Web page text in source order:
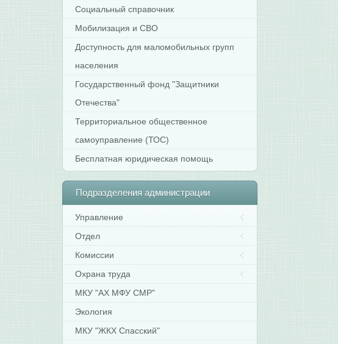
Социальный справочник
Мобилизация и СВО
Доступность для маломобильных групп
населения
Государственный фонд "Защитники
Отечества"
Территориальное общественное
самоуправление (ТОС)
Бесплатная юридическая помощь
Подразделения администрации
Управление
Отдел
Комиссии
Охрана труда
МКУ "АХ МФУ СМР"
Экология
МКУ "ЖКХ Спасский"